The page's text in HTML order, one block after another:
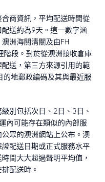
商資訊，平均配送時間從
送約為9天。這一數字涵
洲海關清關及由FH
階段。對於從澳洲接收倉庫
送，第三方來源引用的範
地郵政編碼及其與最近服
別包括次日、2日、3日、
內可能存在類似的內部服
眾的澳洲網站上公布。澳
配送日期或正式服務水平
間大大超過聲明平均值，
配送時。